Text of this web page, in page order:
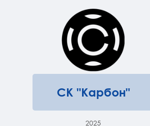
СК "Карбон"
2025